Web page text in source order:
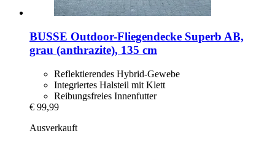
BUSSE Outdoor-​Fliegendecke Superb AB,
grau (anthrazite), 135 cm
Reflektierendes Hybrid-Gewebe
Integriertes Halsteil mit Klett
Reibungsfreies Innenfutter
€ 99,99
Ausverkauft